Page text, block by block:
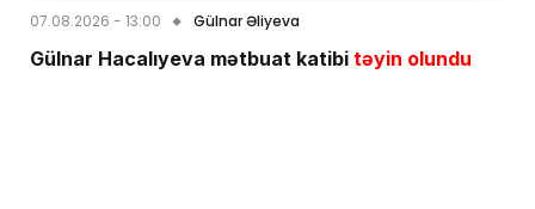
07.08.2026 - 13:00 Gülnar Əliyeva
Gülnar Hacalıyeva mətbuat katibi təyin olundu